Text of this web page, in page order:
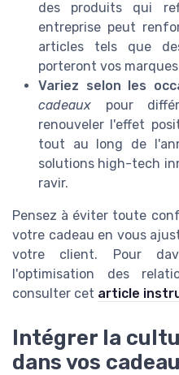
des produits qui
entreprise peut
articles tels que
porteront vos
Variez selon les
cadeaux pour
renouveler l'effet
tout au long de
solutions high-tech
ravir.
Pensez à éviter toute
votre cadeau en vous
votre client. Pour
l'optimisation des
consulter cet article
Intégrer la
dans vos